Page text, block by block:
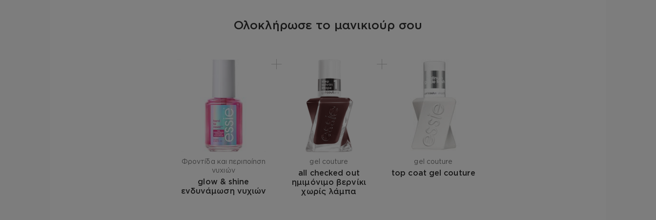
BLACK 2 • CI 42090 / BLUE 1 LAKE • CI 77163 / BISMUTH
OXYCHLORIDE]. (F.I.L. Z70039800/1).
Ολοκλήρωσε το μανικιούρ σου
Φροντίδα και περιποίηση
νυχιών
glow & shine
ενδυνάμωση νυχιών
gel couture
all checked out
ημιμόνιμο βερνίκι
χωρίς λάμπα
gel couture
top coat gel couture